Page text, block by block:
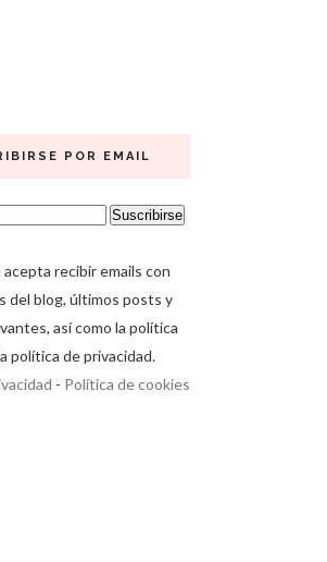
POR EMAIL
recibir emails con
del blog, últimos posts y
así como la política
política de privacidad.
- Política de cookies